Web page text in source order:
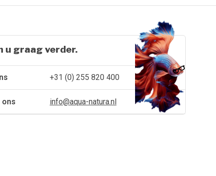
u graag verder.
+31 (0) 255 820 400
ons info@aqua-natura.nl